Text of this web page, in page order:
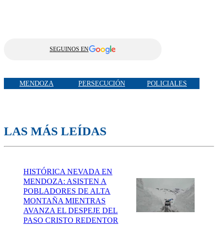
SEGUINOS EN
MENDOZA PERSECUCIÓN POLICIALES
LAS MÁS LEÍDAS
HISTÓRICA NEVADA EN
MENDOZA: ASISTEN A
POBLADORES DE ALTA
MONTAÑA MIENTRAS
AVANZA EL DESPEJE DEL
PASO CRISTO REDENTOR